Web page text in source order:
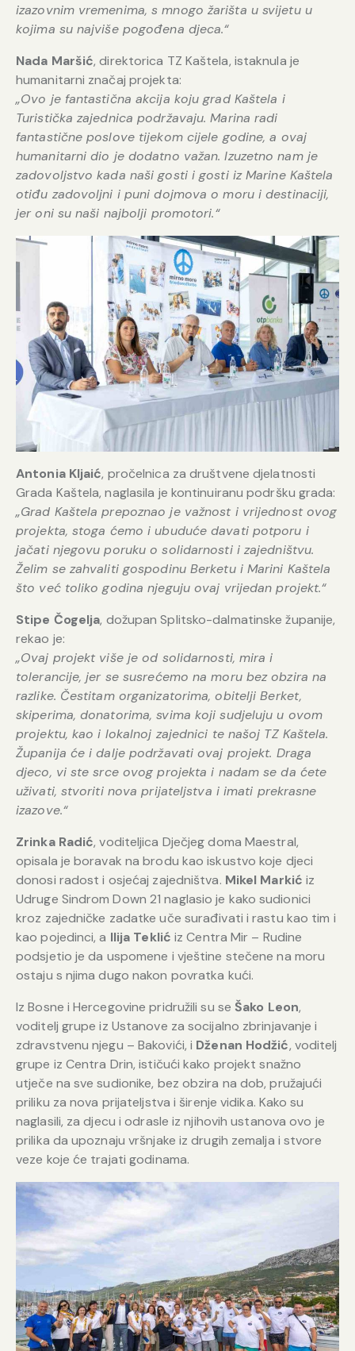
izazovnim vremenima, s mnogo žarišta u svijetu u
kojima su najviše pogođena djeca.“
Nada Maršić, direktorica TZ Kaštela, istaknula je
humanitarni značaj projekta:
„Ovo je fantastična akcija koju grad Kaštela i
Turistička zajednica podržavaju. Marina radi
fantastične poslove tijekom cijele godine, a ovaj
humanitarni dio je dodatno važan. Izuzetno nam je
zadovoljstvo kada naši gosti i gosti iz Marine Kaštela
otiđu zadovoljni i puni dojmova o moru i destinaciji,
jer oni su naši najbolji promotori.“
Antonia Kljaić, pročelnica za društvene djelatnosti
Grada Kaštela, naglasila je kontinuiranu podršku grada:
„Grad Kaštela prepoznao je važnost i vrijednost ovog
projekta, stoga ćemo i ubuduće davati potporu i
jačati njegovu poruku o solidarnosti i zajedništvu.
Želim se zahvaliti gospodinu Berketu i Marini Kaštela
što već toliko godina njeguju ovaj vrijedan projekt.“
Stipe Čogelja, dožupan Splitsko-dalmatinske županije,
rekao je:
„Ovaj projekt više je od solidarnosti, mira i
tolerancije, jer se susrećemo na moru bez obzira na
razlike. Čestitam organizatorima, obitelji Berket,
skiperima, donatorima, svima koji sudjeluju u ovom
projektu, kao i lokalnoj zajednici te našoj TZ Kaštela.
Županija će i dalje podržavati ovaj projekt. Draga
djeco, vi ste srce ovog projekta i nadam se da ćete
uživati, stvoriti nova prijateljstva i imati prekrasne
izazove.“
Zrinka Radić, voditeljica Dječjeg doma Maestral,
opisala je boravak na brodu kao iskustvo koje djeci
donosi radost i osjećaj zajedništva. Mikel Markić iz
Udruge Sindrom Down 21 naglasio je kako sudionici
kroz zajedničke zadatke uče surađivati i rastu kao tim i
kao pojedinci, a Ilija Teklić iz Centra Mir – Rudine
podsjetio je da uspomene i vještine stečene na moru
ostaju s njima dugo nakon povratka kući.
Iz Bosne i Hercegovine pridružili su se Šako Leon,
voditelj grupe iz Ustanove za socijalno zbrinjavanje i
zdravstvenu njegu – Bakovići, i Dženan Hodžić, voditelj
grupe iz Centra Drin, ističući kako projekt snažno
utječe na sve sudionike, bez obzira na dob, pružajući
priliku za nova prijateljstva i širenje vidika. Kako su
naglasili, za djecu i odrasle iz njihovih ustanova ovo je
prilika da upoznaju vršnjake iz drugih zemalja i stvore
veze koje će trajati godinama.